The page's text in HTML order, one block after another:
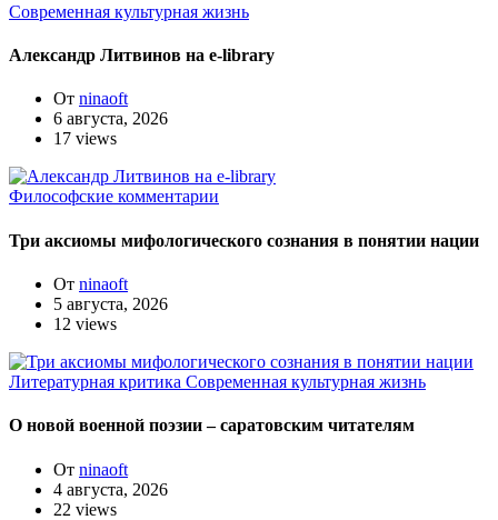
Современная культурная жизнь
Александр Литвинов на e-library
От ninaoft
6 августа, 2026
17 views
Философские комментарии
Три аксиомы мифологического сознания в понятии нации
От ninaoft
5 августа, 2026
12 views
Литературная критика Современная культурная жизнь
О новой военной поэзии – саратовским читателям
От ninaoft
4 августа, 2026
22 views